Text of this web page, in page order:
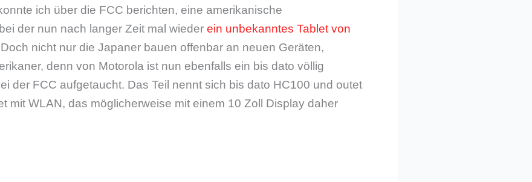
ich über die FCC berichten, eine amerikanische
der nun nach langer Zeit mal wieder ein unbekanntes Tablet von
nicht nur die Japaner bauen offenbar an neuen Geräten,
denn von Motorola ist nun ebenfalls ein bis dato völlig
der FCC aufgetaucht. Das Teil nennt sich bis dato HC100 und outet
mit WLAN, das möglicherweise mit einem 10 Zoll Display daher